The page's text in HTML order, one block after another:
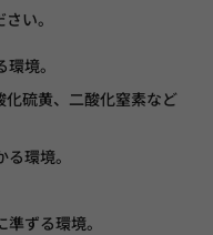
い。
境。
硫黄、二酸化窒素など
環境。
ずる環境。